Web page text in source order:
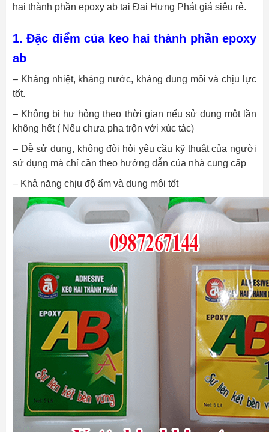
hai thành phần epoxy ab tại Đại Hưng Phát giá siêu rẻ.
1. Đặc điểm của keo hai thành phần epoxy
ab
– Kháng nhiệt, kháng nước, kháng dung môi và chịu lực
tốt.
– Không bị hư hỏng theo thời gian nếu sử dụng một lần
không hết ( Nếu chưa pha trộn với xúc tác)
– Dễ sử dụng, không đòi hỏi yêu cầu kỹ thuật của người
sử dụng mà chỉ cần theo hướng dẫn của nhà cung cấp
– Khả năng chịu độ ẩm và dung môi tốt